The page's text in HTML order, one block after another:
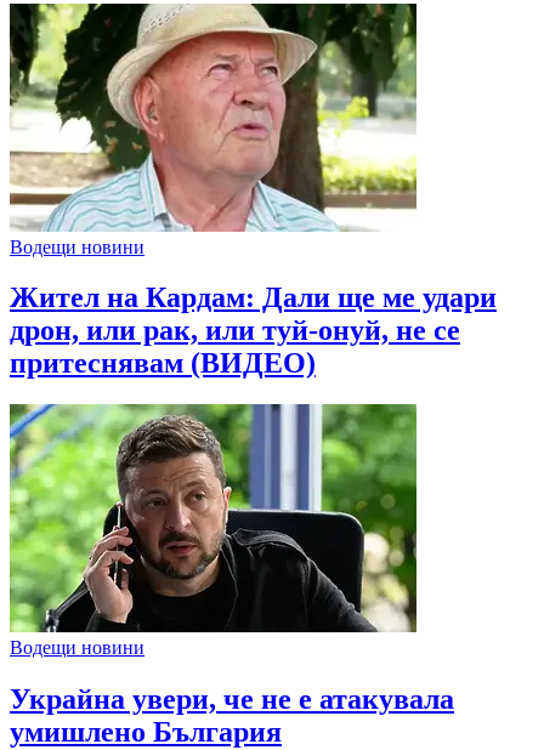
Водещи новини
Жител на Кардам: Дали ще ме удари
дрон, или рак, или туй-онуй, не се
притеснявам (ВИДЕО)
Водещи новини
Украйна увери, че не е атакувала
умишлено България